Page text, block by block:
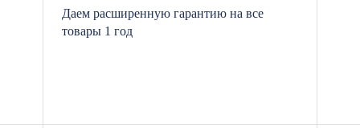
обязательном порядке
обрабатываются
Даем расширенную гарантию на все
товары 1 год